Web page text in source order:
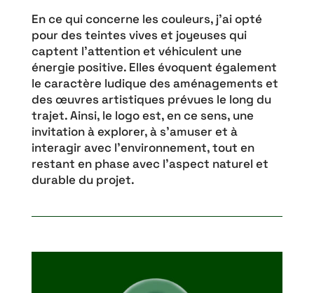
En ce qui concerne les couleurs, j’ai opté
pour des teintes vives et joyeuses qui
captent l’attention et véhiculent une
énergie positive. Elles évoquent également
le caractère ludique des aménagements et
des œuvres artistiques prévues le long du
trajet. Ainsi, le logo est, en ce sens, une
invitation à explorer, à s’amuser et à
interagir avec l’environnement, tout en
restant en phase avec l’aspect naturel et
durable du projet.